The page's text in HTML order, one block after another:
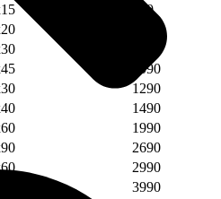
690
1090
1290
1490
1990
2690
2990
3990